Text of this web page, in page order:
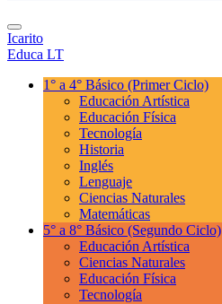
Icarito
Educa LT
1° a 4° Básico (Primer Ciclo)
Educación Artística
Educación Física
Tecnología
Historia
Inglés
Lenguaje
Ciencias Naturales
Matemáticas
5° a 8° Básico (Segundo Ciclo)
Educación Artística
Ciencias Naturales
Educación Física
Tecnología